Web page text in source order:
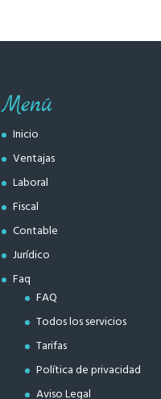
Menú
Inicio
Ventajas
Laboral
Fiscal
Contable
Jurídico
Faq
FAQ
Todos los servicios
Tarifas
Política de privacidad
Aviso Legal